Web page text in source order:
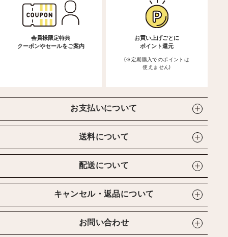
会員様限定特典
クーポンやセールをご案内
お買い上げごとに
ポイント還元
(※定期購入でのポイントは
使えません)
お支払いについて
送料について
配送について
キャンセル・返品について
お問い合わせ